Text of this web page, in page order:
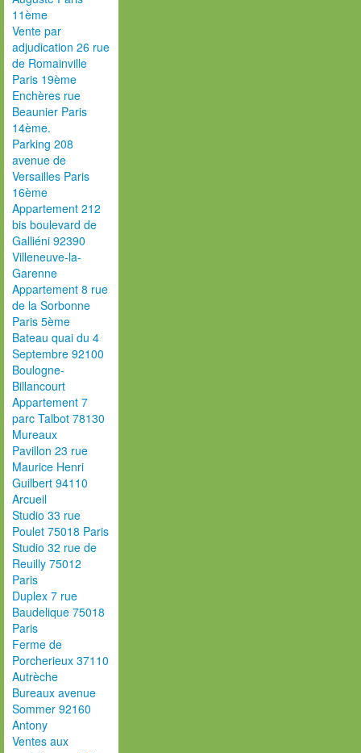
11ème
Vente par
adjudication 26 rue
de Romainville
Paris 19ème
Enchères rue
Beaunier Paris
14ème.
Parking 208
avenue de
Versailles Paris
16ème
Appartement 212
bis boulevard de
Galliéni 92390
Villeneuve-la-
Garenne
Appartement 8 rue
de la Sorbonne
Paris 5ème
Bateau quai du 4
Septembre 92100
Boulogne-
Billancourt
Appartement 7
parc Talbot 78130
Mureaux
Pavillon 23 rue
Maurice Henri
Guilbert 94110
Arcueil
Studio 33 rue
Poulet 75018 Paris
Studio 32 rue de
Reuilly 75012
Paris
Duplex 7 rue
Baudelique 75018
Paris
Ferme de
Porcherieux 37110
Autrèche
Bureaux avenue
Sommer 92160
Antony
Ventes aux